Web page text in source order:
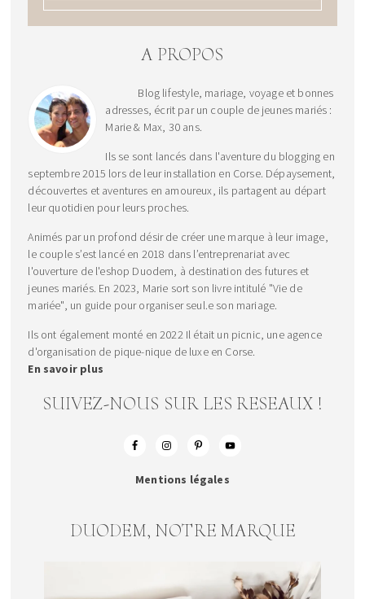
A PROPOS
Blog lifestyle, mariage, voyage et bonnes
adresses, écrit par un couple de jeunes mariés :
Marie & Max, 30 ans.
Ils se sont lancés dans l'aventure du blogging en
septembre 2015 lors de leur installation en Corse. Dépaysement,
découvertes et aventures en amoureux, ils partagent au départ
leur quotidien pour leurs proches.
Animés par un profond désir de créer une marque à leur image,
le couple s’est lancé en 2018 dans l’entreprenariat avec
l'ouverture de l'eshop Duodem, à destination des futures et
jeunes mariés. En 2023, Marie sort son livre intitulé "Vie de
mariée", un guide pour organiser seul.e son mariage.
Ils ont également monté en 2022 Il était un picnic, une agence
d'organisation de pique-nique de luxe en Corse.
En savoir plus
SUIVEZ-NOUS SUR LES RESEAUX !
Mentions légales
DUODEM, NOTRE MARQUE